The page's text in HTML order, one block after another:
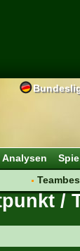
Analysen
/